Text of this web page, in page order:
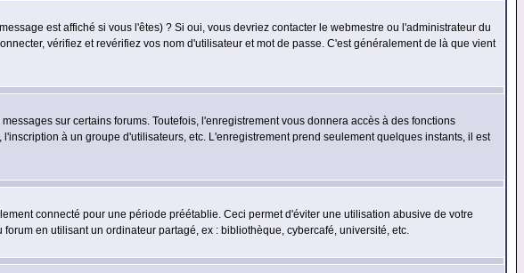
est affiché si vous l'êtes) ? Si oui, vous devriez contacter le webmestre ou l'administrateur du
vérifiez et revérifiez vos nom d'utilisateur et mot de passe. C'est généralement de là que vient
sur certains forums. Toutefois, l'enregistrement vous donnera accès à des fonctions
à un groupe d'utilisateurs, etc. L'enregistrement prend seulement quelques instants, il est
connecté pour une période préétablie. Ceci permet d'éviter une utilisation abusive de votre
en utilisant un ordinateur partagé, ex : bibliothèque, cybercafé, université, etc.